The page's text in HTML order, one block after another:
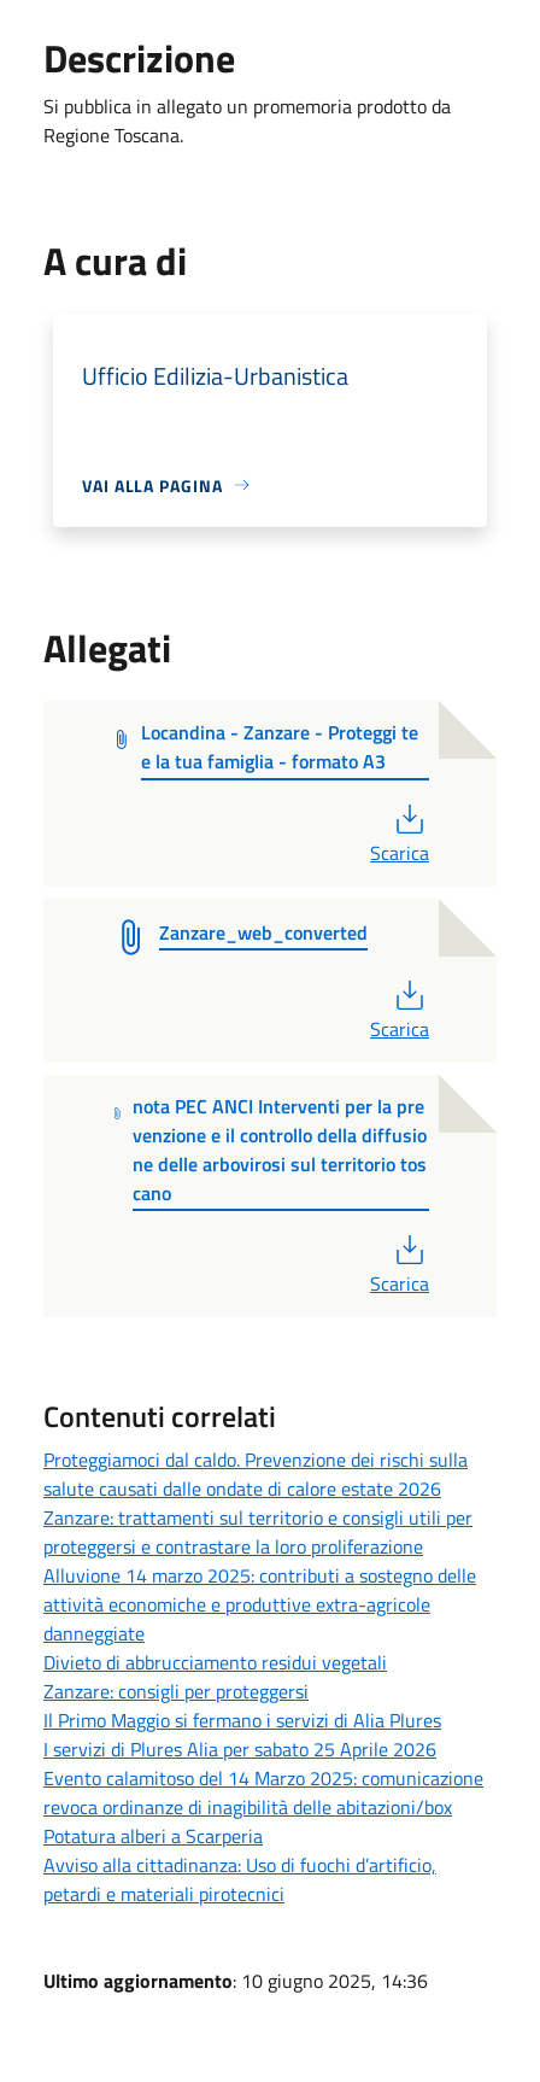
Descrizione
Si pubblica in allegato un promemoria prodotto da
Regione Toscana.
A cura di
Ufficio Edilizia-Urbanistica
VAI ALLA PAGINA
Allegati
Locandina - Zanzare - Proteggi te
e la tua famiglia - formato A3
Scarica
Zanzare_web_converted
Scarica
nota PEC ANCI Interventi per la pre
venzione e il controllo della diffusio
ne delle arbovirosi sul territorio tos
cano
Scarica
Contenuti correlati
Proteggiamoci dal caldo. Prevenzione dei rischi sulla
salute causati dalle ondate di calore estate 2026
Zanzare: trattamenti sul territorio e consigli utili per
proteggersi e contrastare la loro proliferazione
Alluvione 14 marzo 2025: contributi a sostegno delle
attività economiche e produttive extra-agricole
danneggiate
Divieto di abbrucciamento residui vegetali
Zanzare: consigli per proteggersi
Il Primo Maggio si fermano i servizi di Alia Plures
I servizi di Plures Alia per sabato 25 Aprile 2026
Evento calamitoso del 14 Marzo 2025: comunicazione
revoca ordinanze di inagibilità delle abitazioni/box
Potatura alberi a Scarperia
Avviso alla cittadinanza: Uso di fuochi d’artificio,
petardi e materiali pirotecnici
Ultimo aggiornamento: 10 giugno 2025, 14:36